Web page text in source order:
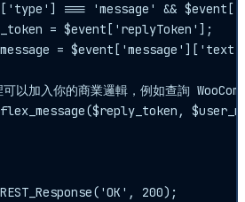
=== 'message' &&
= $event['replyToken'];
=
以加入你的商業邏輯，例如查詢
200);